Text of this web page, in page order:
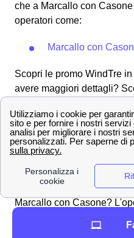
che a Marcallo con
operatori come:
Marcallo con
Scopri le promo WindTre
avere maggiori dettagli?
Contatta i numeri
Marcallo con Casone
Effettuare una disdetta
Casone
Come fare per disdire un
Marcallo con Casone?
anche per la disdetta di un